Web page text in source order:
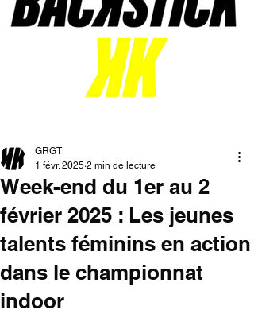
Week-end du 1er au 2
février 2025 : Les jeunes
talents féminins en action
dans le championnat
indoor
GRGT
1 févr. 2025 2 min de lecture